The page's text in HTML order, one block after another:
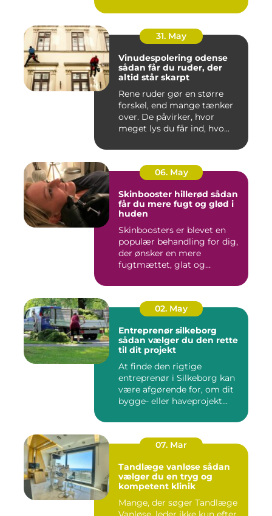
31. May
Vinudespolering odense
sådan får du ruder, der
altid står skarpt
Rene ruder gør en større
forskel, end mange tænker
over. De påvirker, hvor
meget lys du får ind, hvo...
06. May
Skinbooster hillerød sådan
får du mere fugt og glød i
huden
Skinboosters er blevet en
populær behandling for dig,
der ønsker en mere
fugtmættet, glat og
02. May
Entreprenør silkeborg
sådan vælger du den rette
til dit projekt
At finde den rigtige
entreprenør i Silkeborg kan
være afgørende for, om dit
bygge- eller haveprojekt...
07. Mar
Tandlæge vanløse sådan
vælger du en tryg og
kompetent klinik
Mange, der søger Tandlæge